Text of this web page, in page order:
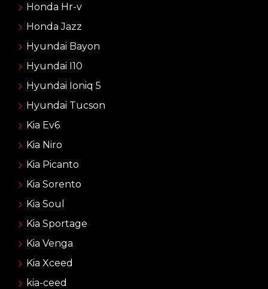
Honda Hr-v
Honda Jazz
Hyundai Bayon
Hyundai I10
Hyundai Ioniq 5
Hyundai Tucson
Kia Ev6
Kia Niro
Kia Picanto
Kia Sorento
Kia Soul
Kia Sportage
Kia Venga
Kia Xceed
kia-ceed